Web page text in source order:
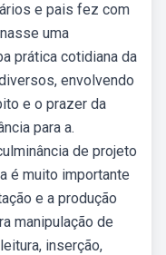
e pais fez com
uma
prática cotidiana da
envolvendo
e o prazer da
para a.
de projeto
é muito importante
e a produção
manipulação de
inserção,